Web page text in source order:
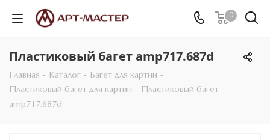
0
Пластиковый багет amp717.687d
Главная - Каталог - Багет для картин -
Пластиковый багет для картин - Пластиковый багет
amp717.687d